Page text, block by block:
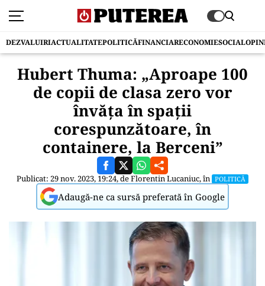
DEZVALUIRIACTUALITATEPOLITICĂFINANCIARECONOMIESOCIAL
Hubert Thuma: „Aproape 100
de copii de clasa zero vor
învăța în spații
corespunzătoare, în
containere, la Berceni”
Publicat: 29 nov. 2023, 19:24, deFlorentin Lucaniuc, în POLITICĂ
Adaugă-ne ca sursă preferată în Google